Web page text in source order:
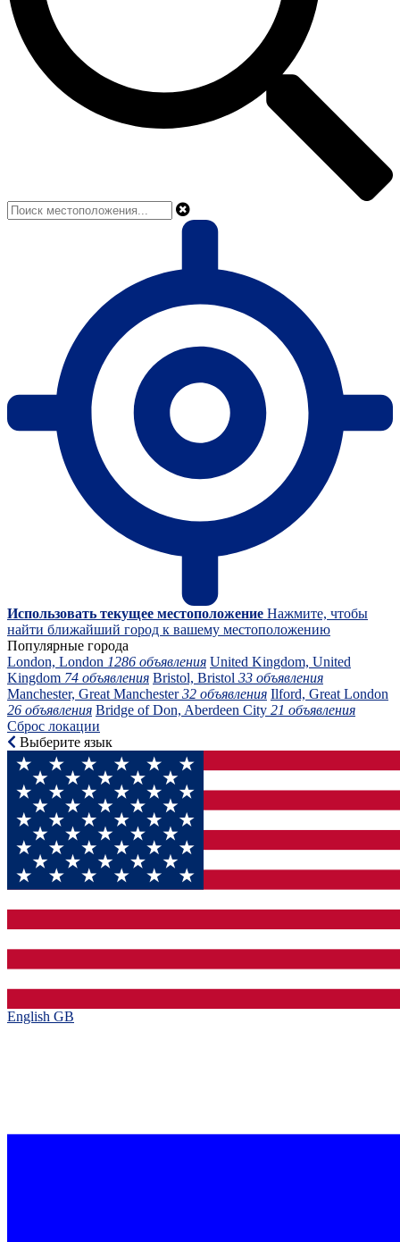
Использовать текущее местоположение Нажмите, чтобы
найти ближайший город к вашему местоположению
Популярные города
London, London 1286 объявления United Kingdom, United
Kingdom 74 объявления Bristol, Bristol 33 объявления
Manchester, Great Manchester32 объявления Ilford, Great London
26 объявления Bridge of Don, Aberdeen City 21 объявления
Сброс локации
Выберите язык
English GB‎